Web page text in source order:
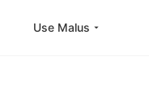
Use Malus